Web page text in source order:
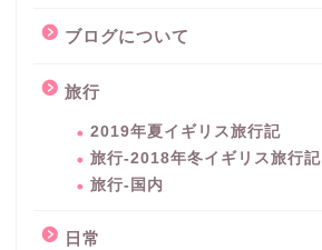
ブログについて
旅行
2019年夏イギリス旅行記
旅行-2018年冬イギリス旅行記
旅行-国内
日常